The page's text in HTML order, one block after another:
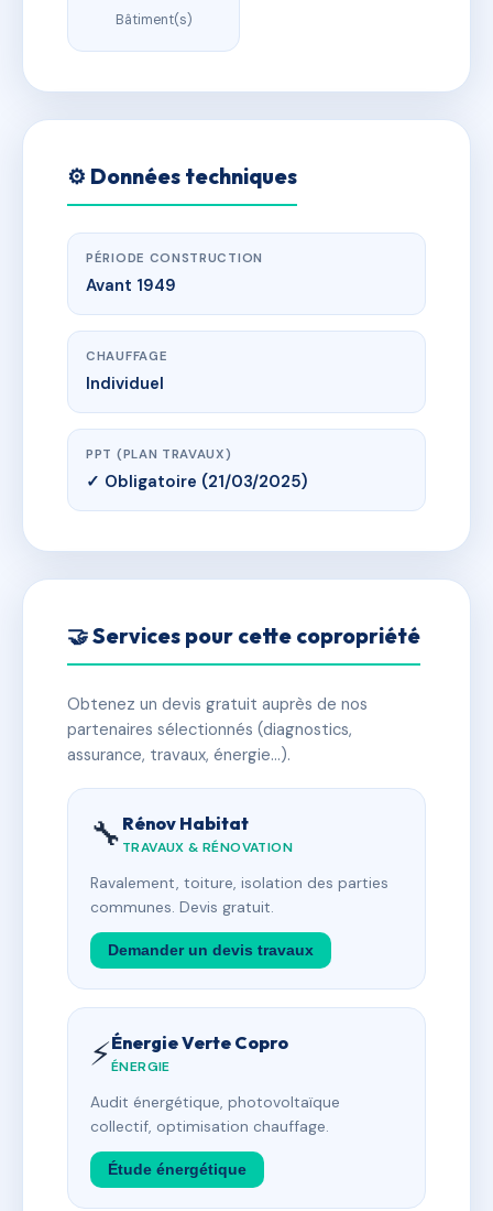
Bâtiment(s)
⚙️ Données techniques
PÉRIODE CONSTRUCTION
Avant 1949
CHAUFFAGE
Individuel
PPT (PLAN TRAVAUX)
✓ Obligatoire (21/03/2025)
🤝 Services pour cette copropriété
Obtenez un devis gratuit auprès de nos
partenaires sélectionnés (diagnostics,
assurance, travaux, énergie…).
🔧 Rénov Habitat
TRAVAUX & RÉNOVATION
Ravalement, toiture, isolation des parties
communes. Devis gratuit.
Demander un devis travaux
⚡Énergie Verte Copro
ÉNERGIE
Audit énergétique, photovoltaïque
collectif, optimisation chauffage.
Étude énergétique